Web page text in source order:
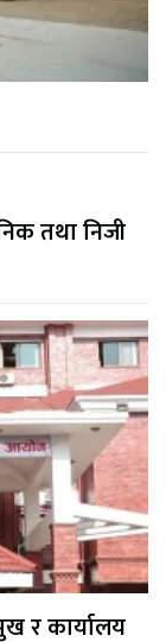
तथा निजी
र कार्यालय